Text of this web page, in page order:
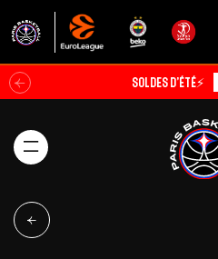
Soldes d’été⚡